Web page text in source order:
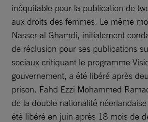
inéquitable pour la publication de
aux droits des femmes. Le même
Nasser al Ghamdi, initialement
de réclusion pour ses publications
sociaux critiquant le programme
gouvernement, a été libéré après
prison. Fahd Ezzi Mohammed
de la double nationalité
été libéré en juin après 18 mois de